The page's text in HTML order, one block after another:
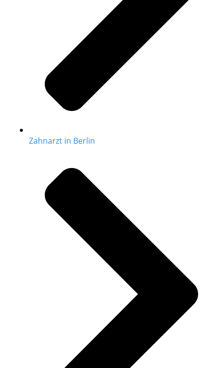
Zahnarzt in Berlin